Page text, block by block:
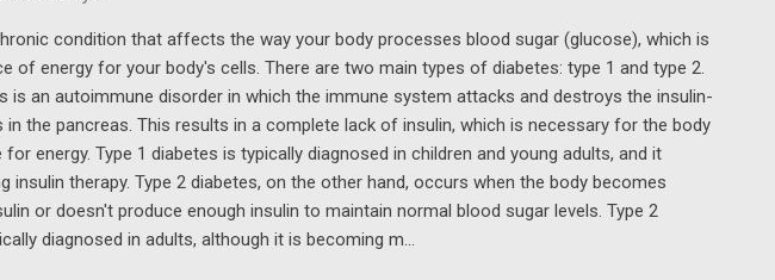
condition that affects the way your body processes blood sugar (glucose), which is
of energy for your body's cells. There are two main types of diabetes: type 1 and type 2.
is an autoimmune disorder in which the immune system attacks and destroys the insulin-
in the pancreas. This results in a complete lack of insulin, which is necessary for the body
energy. Type 1 diabetes is typically diagnosed in children and young adults, and it
insulin therapy. Type 2 diabetes, on the other hand, occurs when the body becomes
or doesn't produce enough insulin to maintain normal blood sugar levels. Type 2
diagnosed in adults, although it is becoming m...